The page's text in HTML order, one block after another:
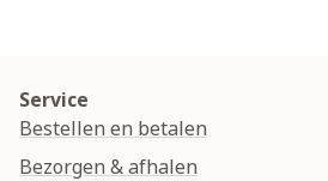
Service
Bestellen en betalen
Bezorgen & afhalen